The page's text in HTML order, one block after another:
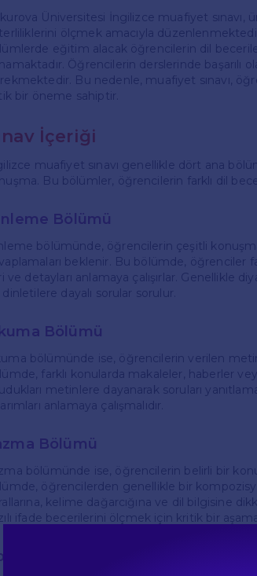
Üniversitesi İngilizce muafiyet sınavı,
ölçmek amacıyla
eğitim alacak öğrencilerin dil
Öğrencilerin derslerinde başarılı
Bu nedenle, muafiyet sınavı,
bir öneme sahiptir.
İçeriği
muafiyet sınavı genellikle dört ana
Bu bölümler, öğrencilerin farklı dil
Bölümü
bölümünde, öğrencilerin çeşitli
beklenir. Bu bölümde, öğrenciler
ve detayları anlamaya çalışırlar. Genellikle
dinletilere dayalı sorular sorulur.
Bölümü
bölümünde ise, öğrencilerin verilen
farklı konularda makaleler, haberler
metinlere dayanarak soruları
anlamaya çalışmalıdır.
Bölümü
bölümünde ise, öğrencilerin belirli bir
öğrencilerden genellikle bir
kelime dağarcığına ve dil bilgisine
ifade becerilerini ölçmek için kritik bir
Bölümü